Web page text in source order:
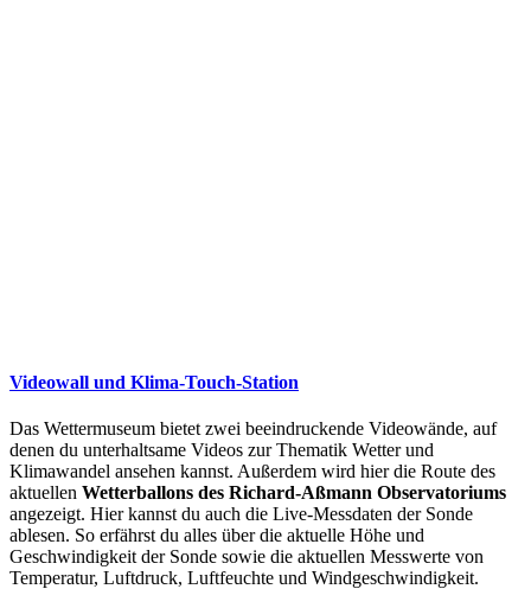
Videowall und Klima-Touch-Station
Das Wettermuseum bietet zwei beeindruckende Videowände, auf
denen du unterhaltsame Videos zur Thematik Wetter und
Klimawandel ansehen kannst. Außerdem wird hier die Route des
aktuellen Wetterballons des Richard-Aßmann Observatoriums
angezeigt. Hier kannst du auch die Live-Messdaten der Sonde
ablesen. So erfährst du alles über die aktuelle Höhe und
Geschwindigkeit der Sonde sowie die aktuellen Messwerte von
Temperatur, Luftdruck, Luftfeuchte und Windgeschwindigkeit.